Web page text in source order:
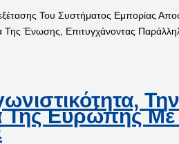
Του Συστήματος
Της Ένωσης, Επιτυγχάνοντας
Ευρώπης Με